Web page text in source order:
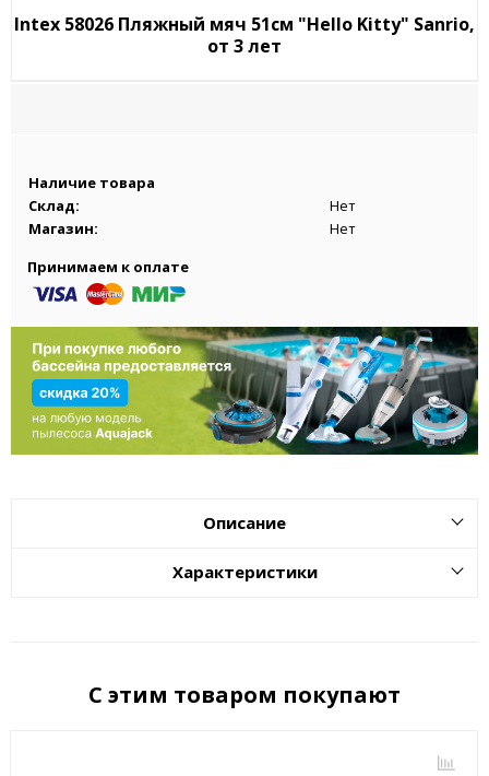
Intex 58026 Пляжный мяч 51см "Hello Kitty" Sanrio,
от 3 лет
Наличие товара
Склад:
Нет
Магазин:
Нет
Принимаем к оплате
Описание
Характеристики
С этим товаром покупают